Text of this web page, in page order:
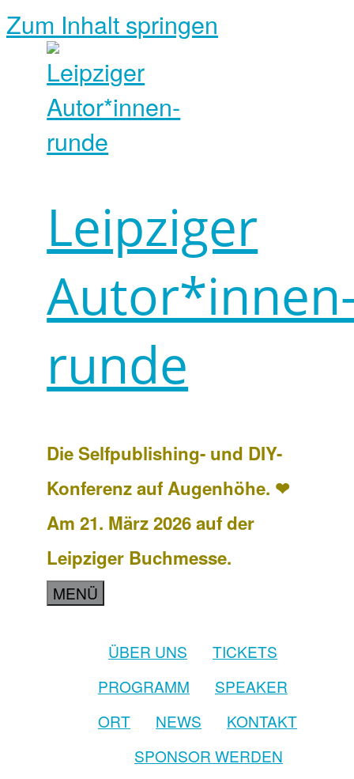
Zum Inhalt springen
Leipziger
runde
Die Selfpublishing- und DIY-
Konferenz auf Augenhöhe. ❤
Am 21. März 2026 auf der
Leipziger Buchmesse.
MENÜ
ÜBER UNS
TICKETS
PROGRAMM
SPEAKER
ORT
NEWS
KONTAKT
SPONSOR WERDEN